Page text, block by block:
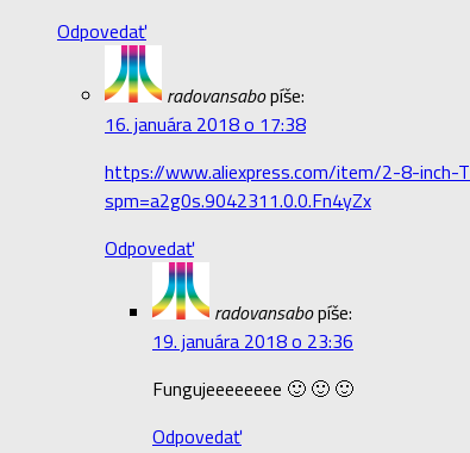
Odpovedať
radovansabopíše:
16. januára 2018 o 17:38
https://www.aliexpress.com/item/2-8-inch-
spm=a2g0s.9042311.0.0.Fn4yZx
Odpovedať
radovansabopíše:
19. januára 2018 o 23:36
Fungujeeeeeeee 🙂 🙂 🙂
Odpovedať